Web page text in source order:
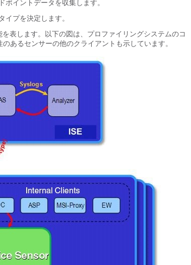
ポイントデータを収集します。
イプを決定します。
表します。以下の図は、プロファイリングシステムのコ
あるセンサーの他のクライアントも示しています。